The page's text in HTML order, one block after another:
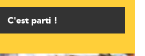
C'est parti !